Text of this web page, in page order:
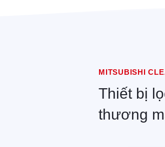
MITSUBISHI
Thiết bị
thương